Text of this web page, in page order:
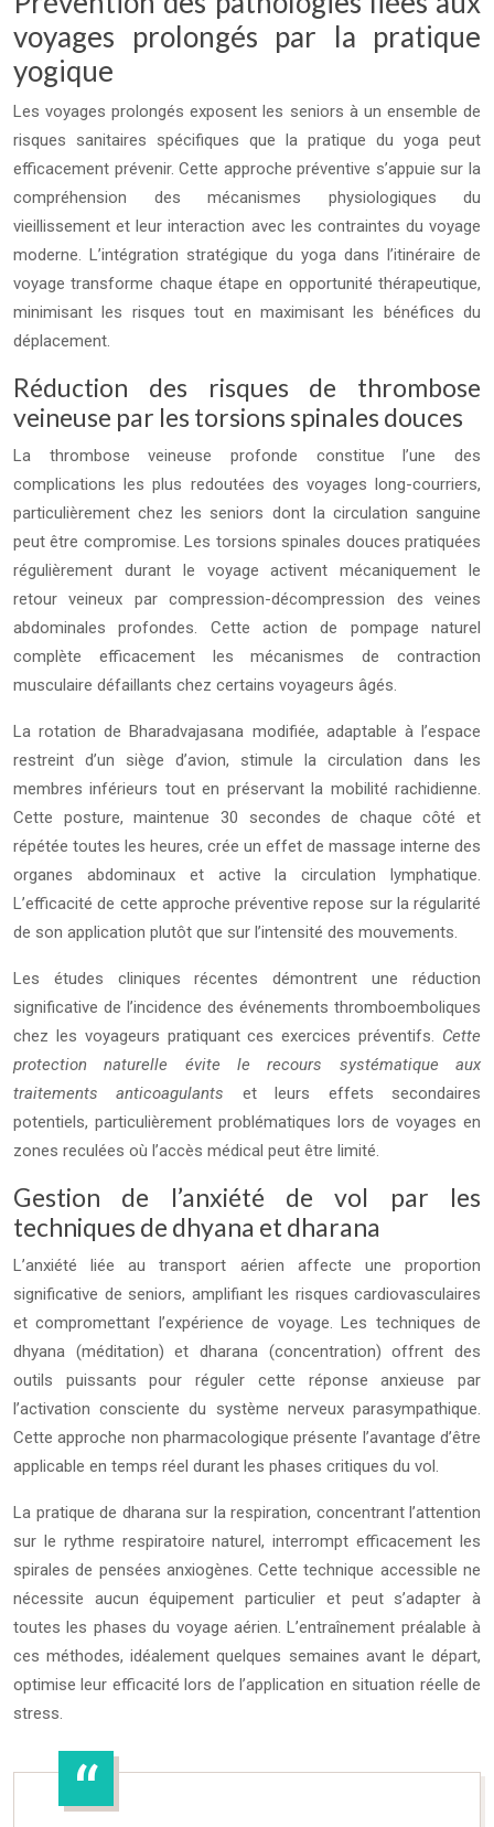
voyages prolongés par la pratique
yogique
Les voyages prolongés exposent les seniors à un ensemble de
risques sanitaires spécifiques que la pratique du yoga peut
efficacement prévenir. Cette approche préventive s’appuie sur la
compréhension des mécanismes physiologiques du
vieillissement et leur interaction avec les contraintes du voyage
moderne. L’intégration stratégique du yoga dans l’itinéraire de
voyage transforme chaque étape en opportunité thérapeutique,
minimisant les risques tout en maximisant les bénéfices du
déplacement.
Réduction des risques de thrombose
veineuse par les torsions spinales douces
La thrombose veineuse profonde constitue l’une des
complications les plus redoutées des voyages long-courriers,
particulièrement chez les seniors dont la circulation sanguine
peut être compromise. Les torsions spinales douces pratiquées
régulièrement durant le voyage activent mécaniquement le
retour veineux par compression-décompression des veines
abdominales profondes. Cette action de pompage naturel
complète efficacement les mécanismes de contraction
musculaire défaillants chez certains voyageurs âgés.
La rotation de Bharadvajasana modifiée, adaptable à l’espace
restreint d’un siège d’avion, stimule la circulation dans les
membres inférieurs tout en préservant la mobilité rachidienne.
Cette posture, maintenue 30 secondes de chaque côté et
répétée toutes les heures, crée un effet de massage interne des
organes abdominaux et active la circulation lymphatique.
L’efficacité de cette approche préventive repose sur la régularité
de son application plutôt que sur l’intensité des mouvements.
Les études cliniques récentes démontrent une réduction
significative de l’incidence des événements thromboemboliques
chez les voyageurs pratiquant ces exercices préventifs. Cette
protection naturelle évite le recours systématique aux
traitements anticoagulants et leurs effets secondaires
potentiels, particulièrement problématiques lors de voyages en
zones reculées où l’accès médical peut être limité.
Gestion de l’anxiété de vol par les
techniques de dhyana et dharana
L’anxiété liée au transport aérien affecte une proportion
significative de seniors, amplifiant les risques cardiovasculaires
et compromettant l’expérience de voyage. Les techniques de
dhyana (méditation) et dharana (concentration) offrent des
outils puissants pour réguler cette réponse anxieuse par
l’activation consciente du système nerveux parasympathique.
Cette approche non pharmacologique présente l’avantage d’être
applicable en temps réel durant les phases critiques du vol.
La pratique de dharana sur la respiration, concentrant l’attention
sur le rythme respiratoire naturel, interrompt efficacement les
spirales de pensées anxiogènes. Cette technique accessible ne
nécessite aucun équipement particulier et peut s’adapter à
toutes les phases du voyage aérien. L’entraînement préalable à
ces méthodes, idéalement quelques semaines avant le départ,
optimise leur efficacité lors de l’application en situation réelle de
stress.